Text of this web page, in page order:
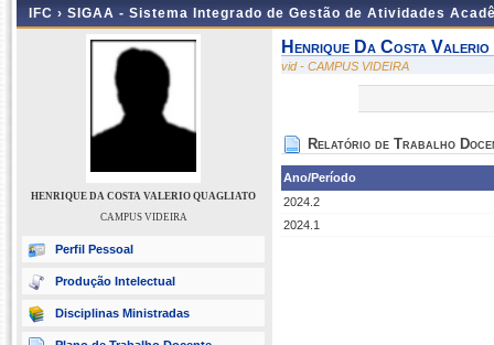
IFC › SIGAA - Sistema Integrado de Gestão de Atividades
HENRIQUE DA COSTA VALERIO QUAGLIATO
CAMPUS VIDEIRA
Perfil Pessoal
Produção Intelectual
Disciplinas Ministradas
Henrique Da Costa
vid - CAMPUS VIDEIRA
Relatório de Trabalho
Ano/Período
2024.2
2024.1